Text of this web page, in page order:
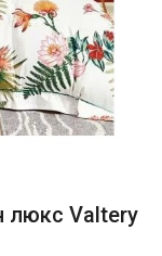
люкс Valtery